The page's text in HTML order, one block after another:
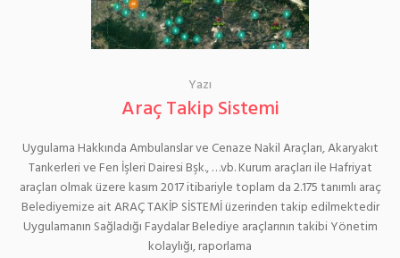
Yazı
Araç Takip Sistemi
Uygulama Hakkında Ambulanslar ve Cenaze Nakil Araçları, Akaryakıt
Tankerleri ve Fen İşleri Dairesi Bşk., …vb. Kurum araçları ile Hafriyat
araçları olmak üzere kasım 2017 itibariyle toplam da 2.175 tanımlı araç
Belediyemize ait ARAÇ TAKİP SİSTEMİ üzerinden takip edilmektedir
Uygulamanın Sağladığı Faydalar Belediye araçlarının takibi Yönetim
kolaylığı, raporlama